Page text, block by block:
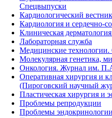
Спецвыпуски
Кардиологический вестник
Кардиология и сердечно-
Клиническая
Лабораторная служба
Медицинские
Молекулярная генетика,
Онкология. Журнал им.
Оперативная хирургия и
(Пироговский научный
Пластическая хирургия и
Проблемы репродукции
Проблемы эндокринологии